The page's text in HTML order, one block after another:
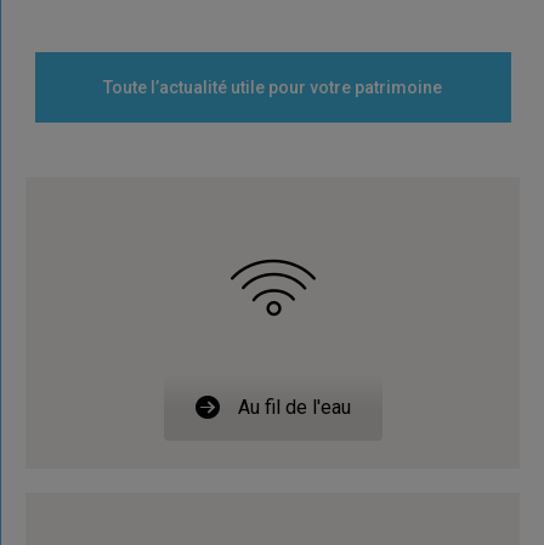
Toute l’actualité utile pour votre patrimoine
Au fil de l'eau